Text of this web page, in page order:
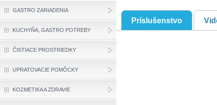
Príslušenstvo
GASTRO ZARIADENIA
KUCHYŇA, GASTRO POTREBY
ČISTIACE PROSTRIEDKY
UPRATOVACIE POMÔCKY
KOZMETIKA A ZDRAVIE